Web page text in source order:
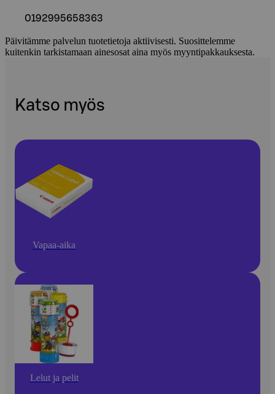
0192995658363
Päivitämme palvelun tuotetietoja aktiivisesti. Suosittelemme
kuitenkin tarkistamaan ainesosat aina myös myyntipakkauksesta.
Katso myös
Vapaa-aika
Lelut ja pelit